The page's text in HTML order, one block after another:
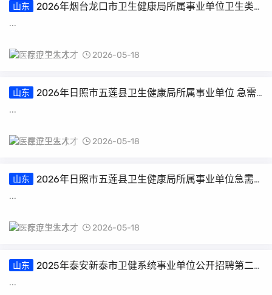
山东
2026年烟台龙口市卫生健康局所属事业单位卫生类
...
医疗卫生人才 2026-05-18
山东
2026年日照市五莲县卫生健康局所属事业单位 急需
...
医疗卫生人才 2026-05-18
山东
2026年日照市五莲县卫生健康局所属事业单位急需
...
医疗卫生人才 2026-05-18
山东
2025年泰安新泰市卫健系统事业单位公开招聘第二
...